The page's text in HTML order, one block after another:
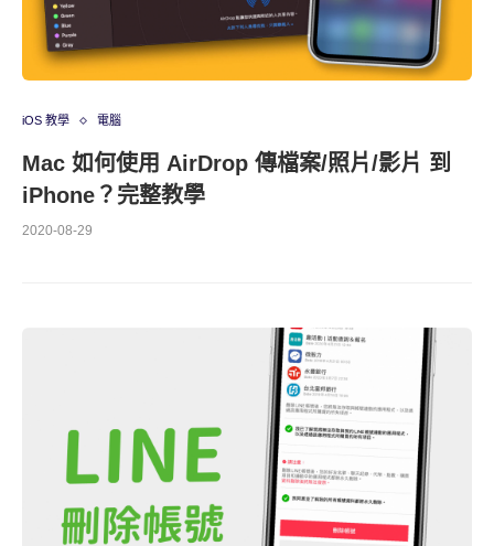
iOS 教學 電腦
Mac 如何使用 AirDrop 傳檔案/照片/影片 到
iPhone？完整教學
2020-08-29